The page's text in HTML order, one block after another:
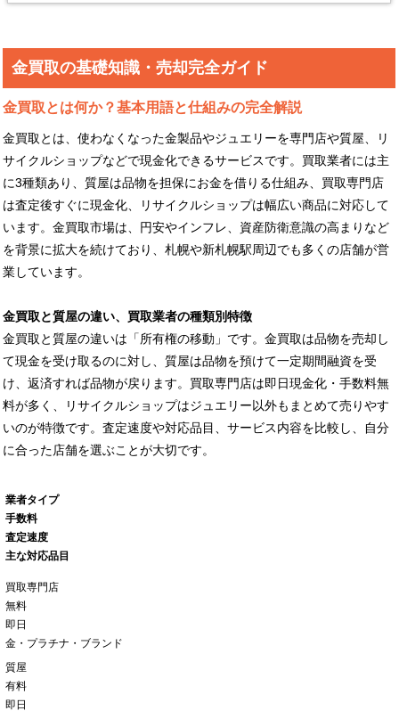
金買取の基礎知識・売却完全ガイド
金買取とは何か？基本用語と仕組みの完全解説
金買取とは、使わなくなった金製品やジュエリーを専門店や質屋、リ
サイクルショップなどで現金化できるサービスです。買取業者には主
に3種類あり、質屋は品物を担保にお金を借りる仕組み、買取専門店
は査定後すぐに現金化、リサイクルショップは幅広い商品に対応して
います。金買取市場は、円安やインフレ、資産防衛意識の高まりなど
を背景に拡大を続けており、札幌や新札幌駅周辺でも多くの店舗が営
業しています。
金買取と質屋の違い、買取業者の種類別特徴
金買取と質屋の違いは「所有権の移動」です。金買取は品物を売却し
て現金を受け取るのに対し、質屋は品物を預けて一定期間融資を受
け、返済すれば品物が戻ります。買取専門店は即日現金化・手数料無
料が多く、リサイクルショップはジュエリー以外もまとめて売りやす
いのが特徴です。査定速度や対応品目、サービス内容を比較し、自分
に合った店舗を選ぶことが大切です。
業者タイプ
手数料
査定速度
主な対応品目
買取専門店
無料
即日
金・プラチナ・ブランド
質屋
有料
即日